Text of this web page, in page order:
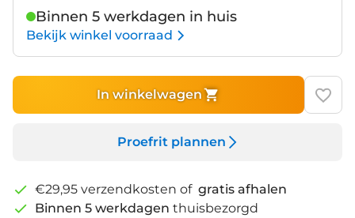
Binnen 5 werkdagen in huis
Bekijk winkel voorraad
In winkelwagen
Proefrit plannen
€29,95 verzendkosten of gratis afhalen
Binnen 5 werkdagen thuisbezorgd